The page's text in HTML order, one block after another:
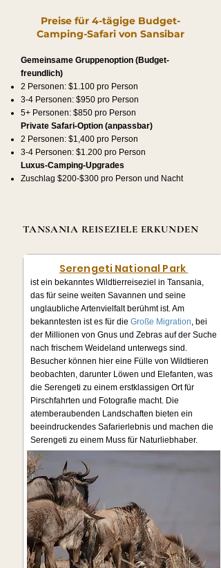
Preise für 4-tägige Budget-
Camping-Safari von Sansibar
Gemeinsame Gruppenoption (Budget-
freundlich)
2 Personen: $1.100 pro Person
3-4 Personen: $950 pro Person
5+ Personen: $850 pro Person
Private Safari-Option (anpassbar)
2 Personen: $1,400 pro Person
3-4 Personen: $1.200 pro Person
Luxus-Camping-Upgrades
Zuschlag $200-$300 pro Person und Nacht
TANSANIA REISEZIELE ERKUNDEN
Serengeti National Park
ist ein bekanntes Wildtierreiseziel in Tansania,
das für seine weiten Savannen und seine
unglaubliche Artenvielfalt berühmt ist. Am
bekanntesten ist es für die Große Migration , bei
der Millionen von Gnus und Zebras auf der Suche
nach frischem Weideland unterwegs sind.
Besucher können hier eine Fülle von Wildtieren
beobachten, darunter Löwen und Elefanten, was
die Serengeti zu einem erstklassigen Ort für
Pirschfahrten und Fotografie macht. Die
atemberaubenden Landschaften bieten ein
beeindruckendes Safarierlebnis und machen die
Serengeti zu einem Muss für Naturliebhaber.